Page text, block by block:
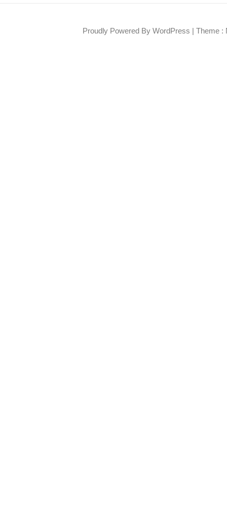
Proudly Powered By WordPress | Theme :